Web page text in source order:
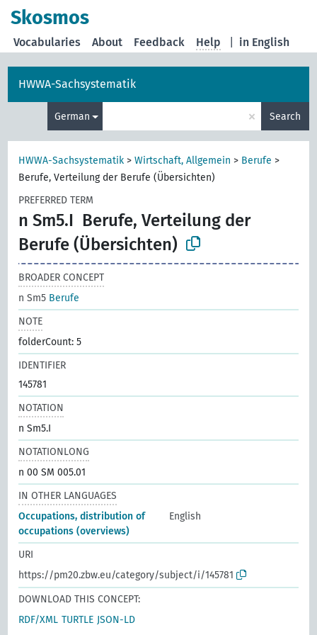
Skosmos
in English
Vocabularies About Feedback Help
HWWA-Sachsystematik
German × Search
HWWA-Sachsystematik >Wirtschaft, Allgemein > Berufe >
Berufe, Verteilung der Berufe (Übersichten)
PREFERRED TERM
n Sm5.I Berufe, Verteilung der
Berufe (Übersichten)
BROADER CONCEPT
n Sm5 Berufe
NOTE
folderCount: 5
IDENTIFIER
145781
NOTATION
n Sm5.I
NOTATIONLONG
n 00 SM 005.01
IN OTHER LANGUAGES
Occupations, distribution of
occupations (overviews)
English
URI
https://pm20.zbw.eu/category/subject/i/145781
DOWNLOAD THIS CONCEPT:
RDF/XML TURTLE JSON-LD